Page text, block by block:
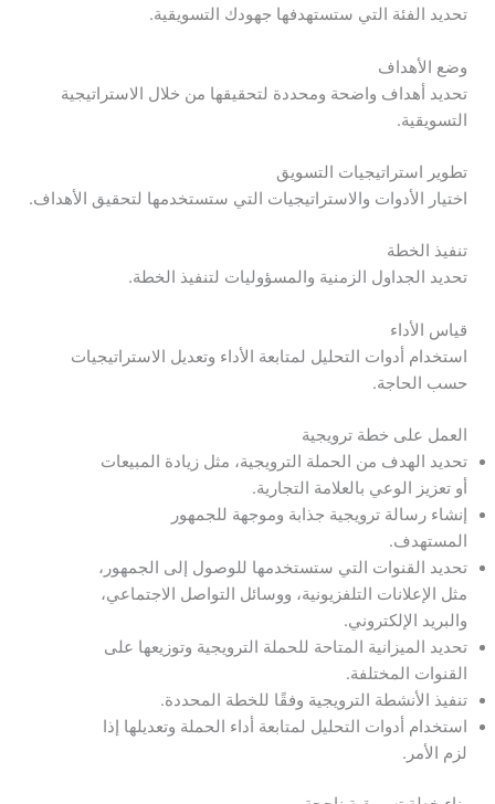
تحديد الفئة التي ستستهدفها جهودك التسويقية.
وضع الأهداف
تحديد أهداف واضحة ومحددة لتحقيقها من خلال الاستراتيجية
التسويقية.
تطوير استراتيجيات التسويق
اختيار الأدوات والاستراتيجيات التي ستستخدمها لتحقيق الأهداف.
تنفيذ الخطة
تحديد الجداول الزمنية والمسؤوليات لتنفيذ الخطة.
قياس الأداء
استخدام أدوات التحليل لمتابعة الأداء وتعديل الاستراتيجيات
حسب الحاجة.
العمل على خطة ترويجية
تحديد الهدف من الحملة الترويجية، مثل زيادة المبيعات
أو تعزيز الوعي بالعلامة التجارية.
إنشاء رسالة ترويجية جذابة وموجهة للجمهور
المستهدف.
تحديد القنوات التي ستستخدمها للوصول إلى الجمهور،
مثل الإعلانات التلفزيونية، ووسائل التواصل الاجتماعي،
والبريد الإلكتروني.
تحديد الميزانية المتاحة للحملة الترويجية وتوزيعها على
القنوات المختلفة.
تنفيذ الأنشطة الترويجية وفقًا للخطة المحددة.
استخدام أدوات التحليل لمتابعة أداء الحملة وتعديلها إذا
لزم الأمر.